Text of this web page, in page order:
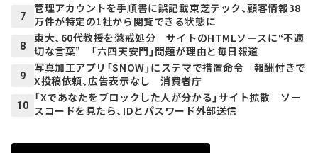
7
管理アカウントを手順書に誤記載――東芝テック、顧客情報38
万件が特定の1社から閲覧できる状態に
8
東大、60代教授を懲戒処分 サイトのHTMLソースに“不適
切な言葉” 「六四天安門」問題が理由と毎日報道
9
写真加工アプリ「SNOW」にステマで措置命令 報酬付きで
X投稿依頼、広告表示なし 消費者庁
10
「Xであなたをブロックした人が分かる」サイト拡散 ソー
スコードを見たら、IDとパスワード外部送信